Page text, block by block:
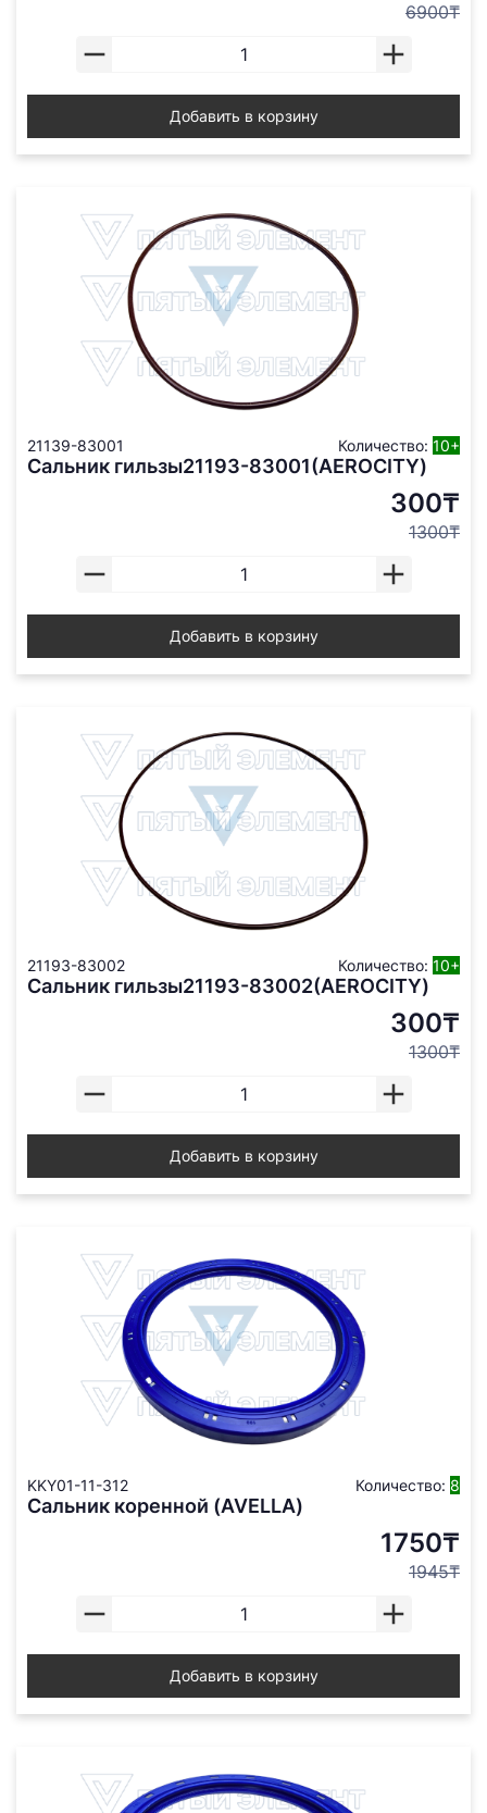
6900₸
Добавить в корзину
21139-83001 Количество: 10+
Сальник гильзы21193-83001(AEROCITY)
300₸
1300₸
Добавить в корзину
21193-83002 Количество: 10+
Сальник гильзы21193-83002(AEROCITY)
300₸
1300₸
Добавить в корзину
KKY01-11-312 Количество: 8
Сальник коренной (AVELLA)
1750₸
1945₸
Добавить в корзину